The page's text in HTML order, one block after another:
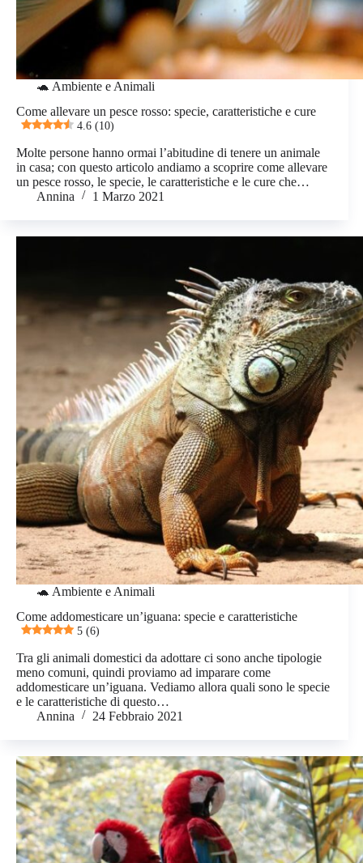
🐢 Ambiente e Animali
Come allevare un pesce rosso: specie, caratteristiche e cure
4.6 (10)
Molte persone hanno ormai l’abitudine di tenere un animale
in casa; con questo articolo andiamo a scoprire come allevare
un pesce rosso, le specie, le caratteristiche e le cure che…
Annina
1 Marzo 2021
🐢 Ambiente e Animali
Come addomesticare un’iguana: specie e caratteristiche
5 (6)
Tra gli animali domestici da adottare ci sono anche tipologie
meno comuni, quindi proviamo ad imparare come
addomesticare un’iguana. Vediamo allora quali sono le specie
e le caratteristiche di questo…
Annina
24 Febbraio 2021